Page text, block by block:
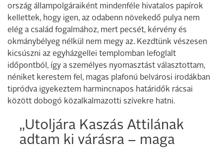
ország állampolgáraiként mindenféle hivatalos papírok
kellettek, hogy igen, az odabenn növekedő pulya nem
elég a család fogalmához, mert pecsét, kérvény és
okmánybélyeg nélkül nem megy az. Kezdtünk vészesen
kicsúszni az egyházgellei templomban lefoglalt
időpontból, így a személyes nyomasztást választottam,
néniket kerestem fel, magas plafonú belvárosi irodákban
tipródva igyekeztem harmincnapos határidők rácsai
között dobogó közalkalmazotti szívekre hatni.
„Utoljára Kaszás Attilának
adtam ki várásra – maga